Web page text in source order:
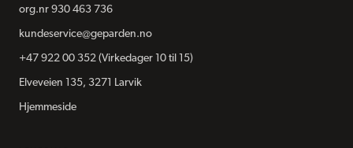
org.nr 930 463 736
kundeservice@geparden.no
+47 922 00 352 (Virkedager 10 til 15)
Elveveien 135, 3271 Larvik
Hjemmeside